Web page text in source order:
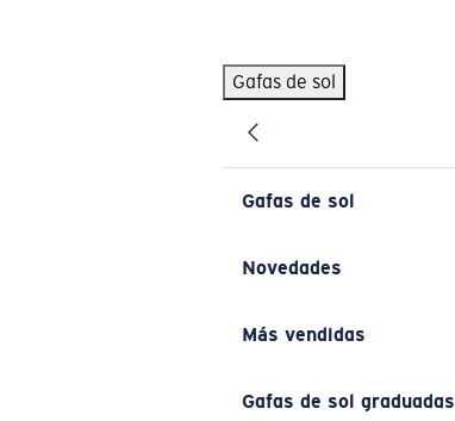
Gafas de sol
Gafas de sol
Novedades
Más vendidas
Gafas de sol graduadas
BÚSQUEDAS POPULARES
Pilothouse PRO Limited Edition Pack
Gafas de sol personalizadas
Los más vendidos de gafas de sol